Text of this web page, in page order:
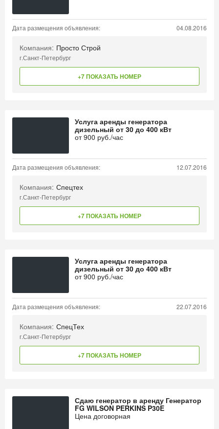
Дата размещения объявления: 04.08.2016
Компания: Просто Строй
г.Санкт-Петербург
+7 ПОКАЗАТЬ НОМЕР
Услуга аренды генератора
дизельный от 30 до 400 кВт
от900 руб./час
Дата размещения объявления: 12.07.2016
Компания: Спецтех
г.Санкт-Петербург
+7 ПОКАЗАТЬ НОМЕР
Услуга аренды генератора
дизельный от 30 до 400 кВт
от900 руб./час
Дата размещения объявления: 22.07.2016
Компания: СпецТех
г.Санкт-Петербург
+7 ПОКАЗАТЬ НОМЕР
Сдаю генератор в аренду Генератор
FG WILSON PERKINS P30E
Цена договорная